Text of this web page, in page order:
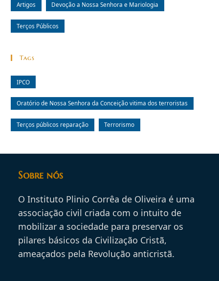
Artigos Devoção a Nossa Senhora e Mariologia
Terços Públicos
Tags
IPCO
Oratório de Nossa Senhora da Conceição vitima dos terroristas
Terços públicos reparação Terrorismo
Sobre nós
O Instituto Plinio Corrêa de Oliveira é uma
associação civil criada com o intuito de
mobilizar a sociedade para preservar os
pilares básicos da Civilização Cristã,
ameaçados pela Revolução anticristã.